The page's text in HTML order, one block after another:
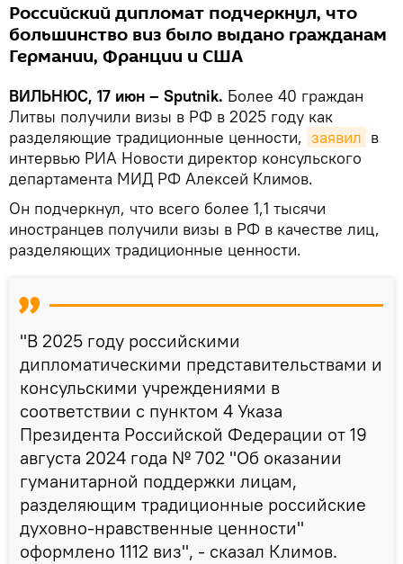
Российский дипломат подчеркнул, что
большинство виз было выдано гражданам
Германии, Франции и США
ВИЛЬНЮС, 17 июн – Sputnik. Более 40 граждан
Литвы получили визы в РФ в 2025 году как
разделяющие традиционные ценности, заявил в
интервью РИА Новости директор консульского
департамента МИД РФ Алексей Климов.
Он подчеркнул, что всего более 1,1 тысячи
иностранцев получили визы в РФ в качестве лиц,
разделяющих традиционные ценности.
"В 2025 году российскими
дипломатическими представительствами и
консульскими учреждениями в
соответствии с пунктом 4 Указа
Президента Российской Федерации от 19
августа 2024 года № 702 "Об оказании
гуманитарной поддержки лицам,
разделяющим традиционные российские
духовно-нравственные ценности"
оформлено 1112 виз", - сказал Климов.